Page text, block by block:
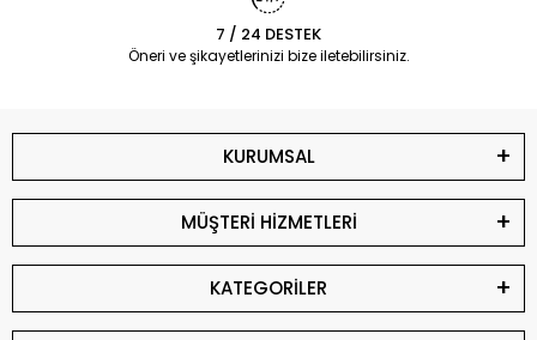
7 / 24 DESTEK
Öneri ve şikayetlerinizi bize iletebilirsiniz.
KURUMSAL
MÜŞTERİ HİZMETLERİ
KATEGORİLER